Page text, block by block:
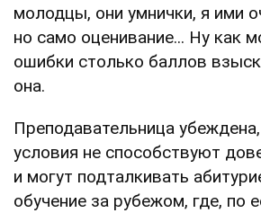
молодцы, они умнички, я ими
но само оценивание... Ну как
ошибки столько баллов
она.
Преподавательница
условия не способствуют
и могут подталкивать
обучение за рубежом, где, по